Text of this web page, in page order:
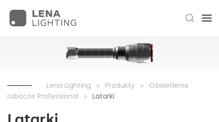
Lena Lighting Produkty
Oświetlenie
robocze Professional
Latarki